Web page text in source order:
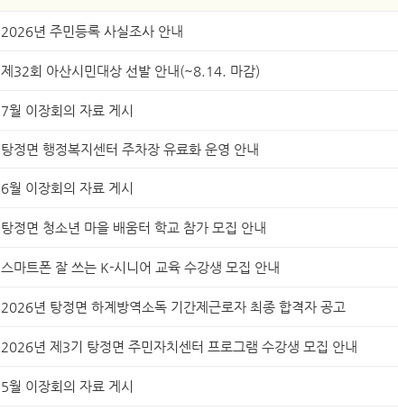
2026년 주민등록 사실조사 안내
제32회 아산시민대상 선발 안내(~8.14. 마감)
7월 이장회의 자료 게시
탕정면 행정복지센터 주차장 유료화 운영 안내
6월 이장회의 자료 게시
탕정면 청소년 마을 배움터 학교 참가 모집 안내
스마트폰 잘 쓰는 K-시니어 교육 수강생 모집 안내
2026년 탕정면 하계방역소독 기간제근로자 최종 합격자 공고
2026년 제3기 탕정면 주민자치센터 프로그램 수강생 모집 안내
5월 이장회의 자료 게시